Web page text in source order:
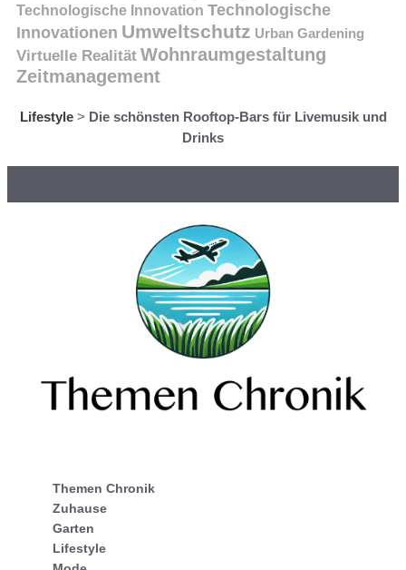
Technologische Innovation Technologische
Innovationen Umweltschutz Urban Gardening
Virtuelle Realität Wohnraumgestaltung
Zeitmanagement
Lifestyle> Die schönsten Rooftop-Bars für Livemusik und
Drinks
Themen Chronik
Zuhause
Garten
Lifestyle